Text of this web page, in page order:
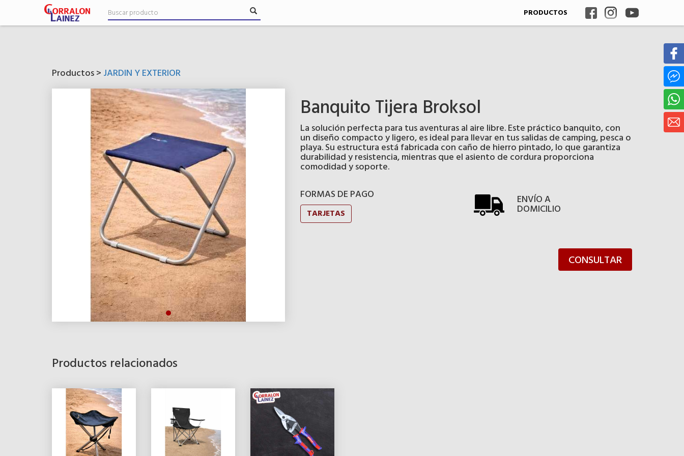
PRODUCTOS
Productos > JARDIN Y EXTERIOR
Banquito Tijera Broksol
La solución perfecta para tus aventuras al aire libre. Este práctico banquito, con
un diseño compacto y ligero, es ideal para llevar en tus salidas de camping, pesca o
playa. Su estructura está fabricada con caño de hierro pintado, lo que garantiza
durabilidad y resistencia, mientras que el asiento de cordura proporciona
comodidad y soporte.
FORMAS DE PAGO
TARJETAS
ENVÍO A
DOMICILIO
CONSULTAR
Productos relacionados